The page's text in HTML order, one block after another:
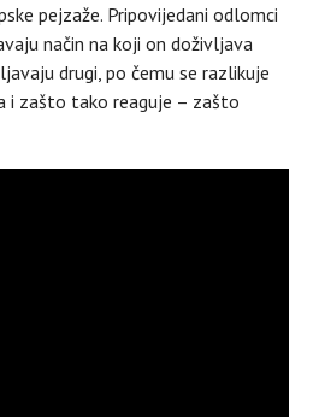
pejzaže. Pripovijedani odlomci
način na koji on doživljava
drugi, po čemu se razlikuje
i zašto tako reaguje – zašto